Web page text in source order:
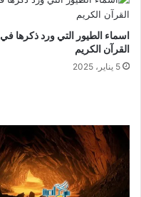
اسماء الطيور التي ورد ذكرها في
القرآن الكريم
5 يناير، 2025